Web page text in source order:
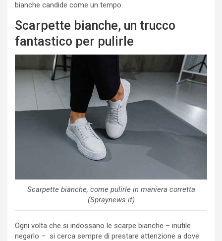
bianche candide come un tempo.
Scarpette bianche, un trucco
fantastico per pulirle
Scarpette bianche, come pulirle in maniera corretta
(Spraynews.it)
Ogni volta che si indossano le scarpe bianche – inutile
negarlo – si cerca sempre di prestare attenzione a dove